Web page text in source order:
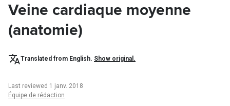
Veine cardiaque moyenne
(anatomie)
Translated from English. Show original.
Last reviewed 1 janv. 2018
Équipe de rédaction